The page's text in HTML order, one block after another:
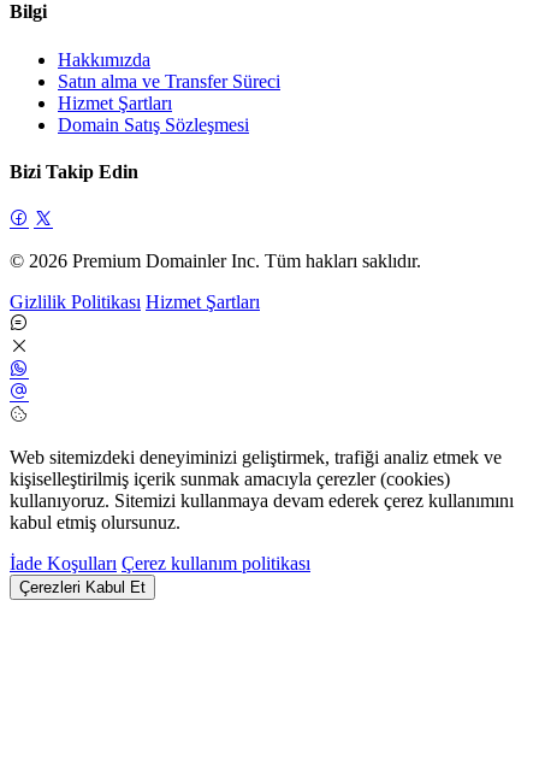
Bilgi
Hakkımızda
Satın alma ve Transfer Süreci
Hizmet Şartları
Domain Satış Sözleşmesi
Bizi Takip Edin
© 2026 Premium Domainler Inc. Tüm hakları saklıdır.
Gizlilik Politikası Hizmet Şartları
Web sitemizdeki deneyiminizi geliştirmek, trafiği analiz etmek ve
kişiselleştirilmiş içerik sunmak amacıyla çerezler (cookies)
kullanıyoruz. Sitemizi kullanmaya devam ederek çerez kullanımını
kabul etmiş olursunuz.
İade Koşulları Çerez kullanım politikası
Çerezleri Kabul Et